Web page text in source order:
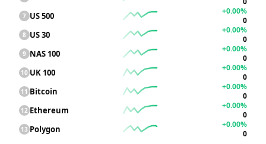
7 US 500
+0.00%
0
8 US 30
+0.00%
0
9 NAS 100
+0.00%
0
10 UK 100
+0.00%
0
11 Bitcoin
+0.00%
0
12 Ethereum
+0.00%
0
13 Polygon
+0.00%
0